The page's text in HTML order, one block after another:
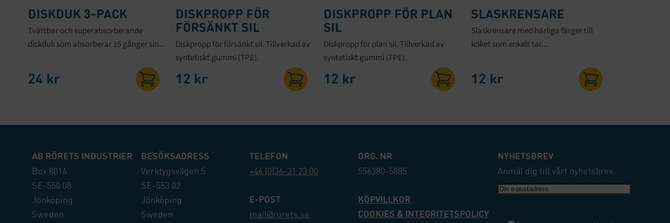
DISKDUK 3-PACK
Tvättbar och superabsorberande
diskduk som absorberar 15 gånger sin...
24 kr
DISKPROPP FÖR
FÖRSÄNKT SIL
Diskpropp för försänkt sil. Tillverkad av
syntetiskt gummi (TPE).
12 kr
DISKPROPP FÖR PLAN
SIL
Diskpropp för plan sil. Tillverkad av
syntetiskt gummi (TPE).
12 kr
SLASKRENSARE
Slaskrensare med härliga färger till
köket som enkelt tar...
12 kr
AB RÖRETS INDUSTRIER
Box 8016
SE-550 08
Jönköping
Sweden
BESÖKSADRESS
Verktygsvägen 5
SE-553 02
Jönköping
Sweden
TELEFON
+46 (0)36-31 23 00
E-POST
mail@rorets.se
ORG. NR
556380-5885
KÖPVILLKOR
COOKIES & INTEGRITETSPOLICY
NYHETSBREV
Anmäl dig till vårt nyhetsbrev.
E-